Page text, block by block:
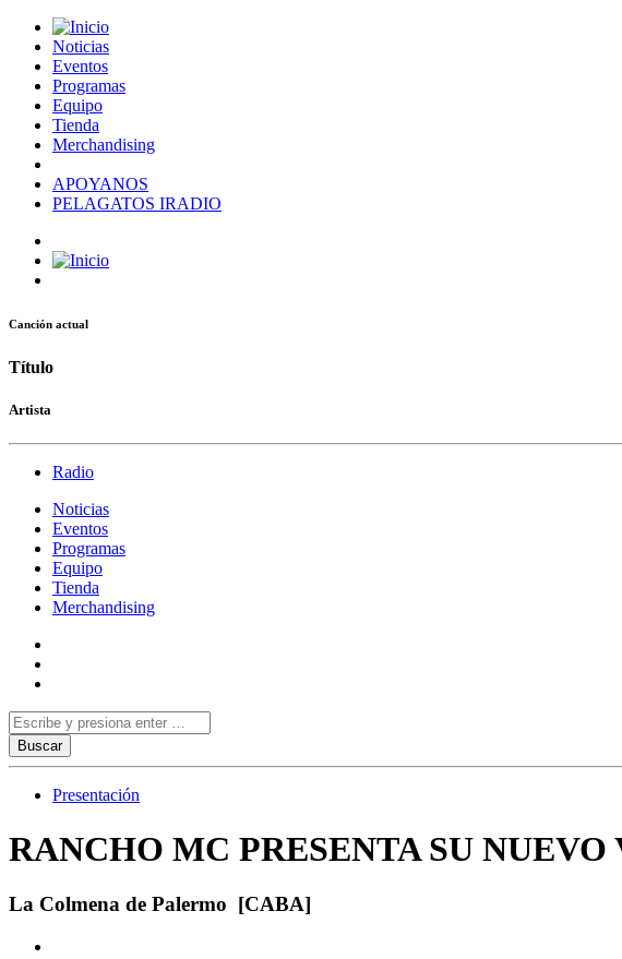
Noticias
Eventos
Programas
Equipo
Tienda
Merchandising
APOYANOS
PELAGATOS IRADIO
Canción actual
Título
Artista
Radio
Noticias
Eventos
Programas
Equipo
Tienda
Merchandising
Presentación
RANCHO MC PRESENTA SU
La Colmena de Palermo [CABA]